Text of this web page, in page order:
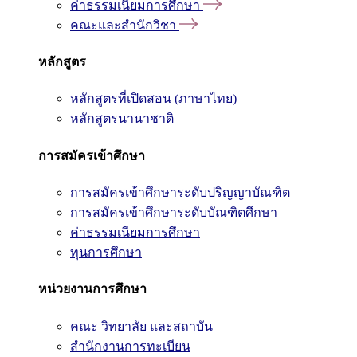
ค่าธรรมเนียมการศึกษา
คณะและสำนักวิชา
หลักสูตร
หลักสูตรที่เปิดสอน (ภาษาไทย)
หลักสูตรนานาชาติ
การสมัครเข้าศึกษา
การสมัครเข้าศึกษาระดับปริญญาบัณฑิต
การสมัครเข้าศึกษาระดับบัณฑิตศึกษา
ค่าธรรมเนียมการศึกษา
ทุนการศึกษา
หน่วยงานการศึกษา
คณะ วิทยาลัย และสถาบัน
สำนักงานการทะเบียน